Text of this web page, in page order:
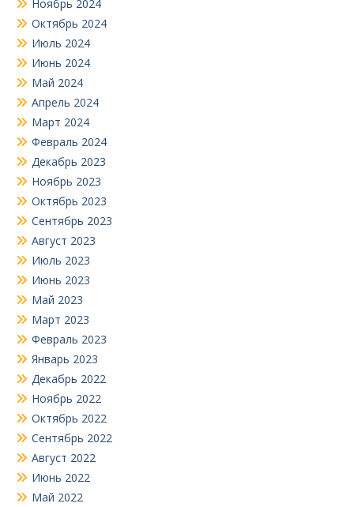
Ноябрь 2024
Октябрь 2024
Июль 2024
Июнь 2024
Май 2024
Апрель 2024
Март 2024
Февраль 2024
Декабрь 2023
Ноябрь 2023
Октябрь 2023
Сентябрь 2023
Август 2023
Июль 2023
Июнь 2023
Май 2023
Март 2023
Февраль 2023
Январь 2023
Декабрь 2022
Ноябрь 2022
Октябрь 2022
Сентябрь 2022
Август 2022
Июнь 2022
Май 2022